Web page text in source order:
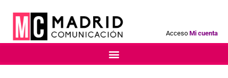
Acceso Mi cuenta